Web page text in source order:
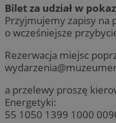
Bilet za udział w
Przyjmujemy zapisy na
o wcześniejsze
Rezerwacja miejsc
a przelewy proszę
Energetyki:
55 1050 1399 1000